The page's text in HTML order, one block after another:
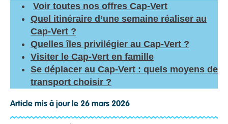
Voir toutes nos offres Cap-Vert
Quel itinéraire d’une semaine réaliser au
Cap-Vert ?
Quelles îles privilégier au Cap-Vert ?
Visiter le Cap-Vert en famille
Se déplacer au Cap-Vert : quels moyens de
transport choisir ?
Article mis à jour le 26 mars 2026